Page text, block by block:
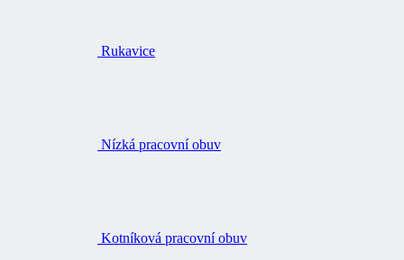
Rukavice
Nízká pracovní obuv
Kotníková pracovní obuv